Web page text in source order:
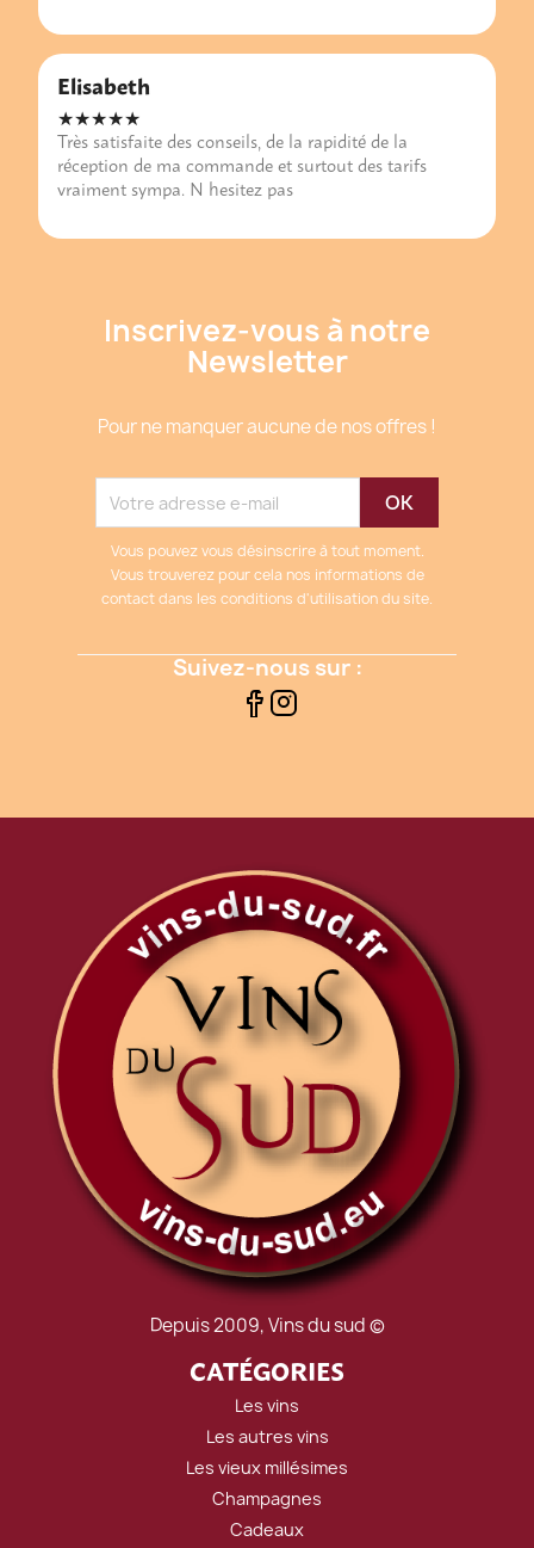
Elisabeth
★★★★★
Très satisfaite des conseils, de la rapidité de la
réception de ma commande et surtout des tarifs
vraiment sympa. N hesitez pas
Inscrivez-vous à notre
Newsletter
Pour ne manquer aucune de nos offres !
Vous pouvez vous désinscrire à tout moment.
Vous trouverez pour cela nos informations de
contact dans les conditions d'utilisation du site.
Suivez-nous sur :
Depuis 2009, Vins du sud ©
CATÉGORIES
Les vins
Les autres vins
Les vieux millésimes
Champagnes
Cadeaux